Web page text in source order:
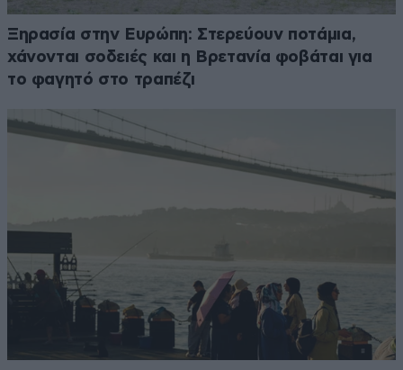
Ξηρασία στην Ευρώπη: Στερεύουν ποτάμια,
χάνονται σοδειές και η Βρετανία φοβάται για
το φαγητό στο τραπέζι